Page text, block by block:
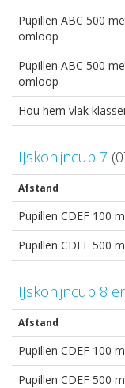
Pupillen ABC 500
omloop
Pupillen ABC 500
omloop
Hou hem vlak
IJskonijncup 7
Afstand
Pupillen CDEF 100
Pupillen CDEF 500
IJskonijncup 8
Afstand
Pupillen CDEF 100
Pupillen CDEF 500